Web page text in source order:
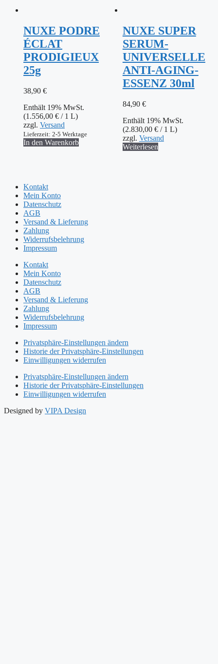
NUXE PODRE
ÉCLAT
PRODIGIEUX
25g
38,90 €
Enthält 19% MwSt.
(1.556,00 € / 1 L)
zzgl. Versand
Lieferzeit: 2-5 Werktage
In den Warenkorb
NUXE SUPER
SERUM-
UNIVERSELLE
ANTI-AGING-
ESSENZ 30ml
84,90 €
Enthält 19% MwSt.
(2.830,00 €/ 1 L)
zzgl. Versand
Weiterlesen
Kontakt
Mein Konto
Datenschutz
AGB
Versand & Lieferung
Zahlung
Widerrufsbelehrung
Impressum
Kontakt
Mein Konto
Datenschutz
AGB
Versand & Lieferung
Zahlung
Widerrufsbelehrung
Impressum
Privatsphäre-Einstellungen ändern
Historie der Privatsphäre-Einstellungen
Einwilligungen widerrufen
Privatsphäre-Einstellungen ändern
Historie der Privatsphäre-Einstellungen
Einwilligungen widerrufen
Designed by VIPA Design